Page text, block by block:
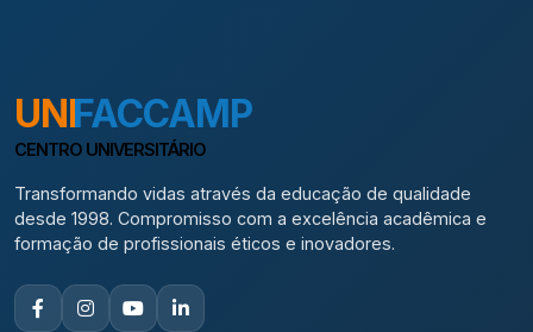
UNIFACCAMP
CENTRO UNIVERSITÁRIO
Transformando vidas através da educação de qualidade
desde 1998. Compromisso com a excelência acadêmica e
formação de profissionais éticos e inovadores.